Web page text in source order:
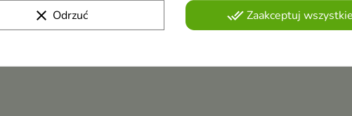
clear Odrzuć done_allZaakceptuj wszystkie